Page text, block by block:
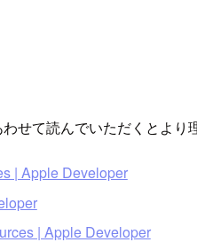
せて読んでいただくとよ
| Apple Developer
| Apple Developer